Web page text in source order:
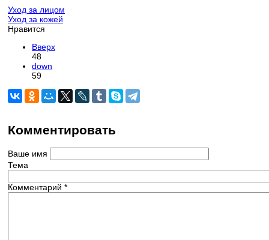
Уход за лицом
Уход за кожей
Нравится
Вверх
48
down
59
Комментировать
Ваше имя
Тема
Комментарий *